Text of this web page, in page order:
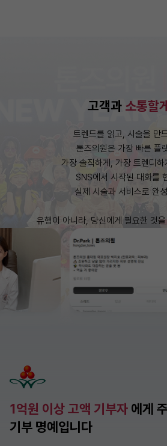
고객과 소통할
트렌드를 읽고, 시술을 만
톤즈의원은 가장 빠른 플
가장 솔직하게, 가장 트렌디하
SNS에서 시작된 대화를
실제 시술과 서비스로 완
유행이 아니라, 당신에게 필요한 것
1억원 이상 고액 기부자 에게
기부 명예입니다